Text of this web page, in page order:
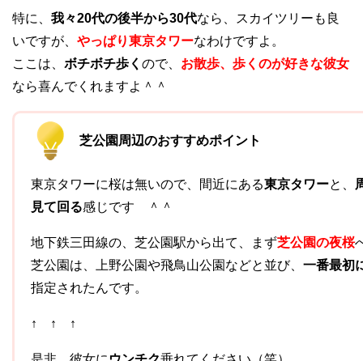
特に、 我々20代の後半から30代なら、スカイツリーも良
いですが、 やっぱり東京タワーなわけですよ。
ここは、 ボチボチ歩く ので、 お散歩、歩くのが好きな彼女
なら喜んでくれますよ＾＾
芝公園周辺のおすすめポイント
東京タワーに桜は無いので、間近にある東京タワーと、
見て回る感じです ＾＾
地下鉄三田線の、芝公園駅から出て、まず芝公園の夜桜
芝公園は、上野公園や飛鳥山公園などと並び、 一番最初
指定されたんです。
↑ ↑ ↑